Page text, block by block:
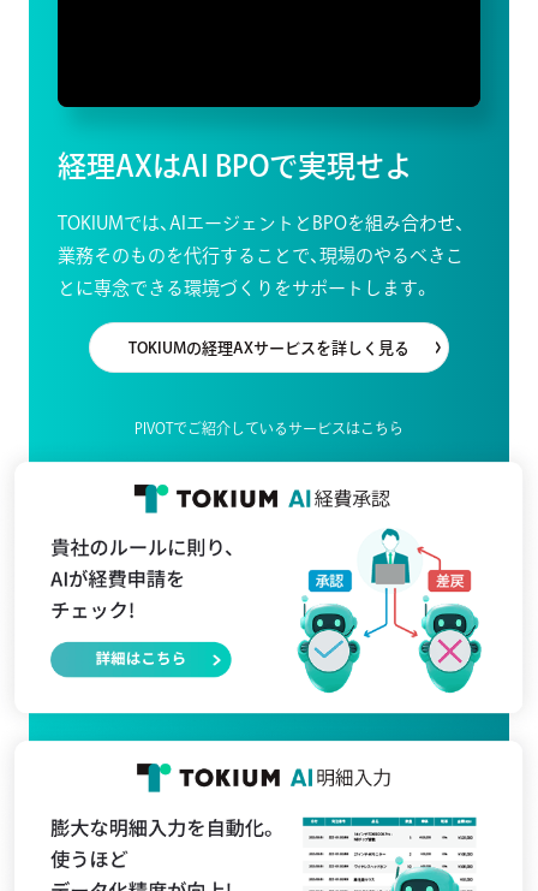
PIVOTでご紹介しているサービスはこちら
経理AXはAI BPOで実現せよ
TOKIUMでは、AIエージェントとBPOを組み合わせ、
業務そのものを代行することで、現場のやるべきこ
とに専念できる環境づくりをサポートします。
TOKIUMの経理AXサービスを詳しく見る